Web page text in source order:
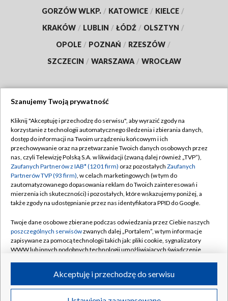
GORZÓW WLKP. / KATOWICE / KIELCE /
KRAKÓW / LUBLIN / ŁÓDŹ / OLSZTYN /
OPOLE / POZNAŃ / RZESZÓW /
SZCZECIN / WARSZAWA / WROCŁAW
TVP
Abonament TVP
Emisja w TVP
Centrum informacji TVP
Naziemna Telewizja Cyfrowa
Rada Programowa
System NOS
Informacje o nadawcy
Program dla prasy
Regulamin TVP
Polityka prywatności
Moje zgody
Pomoc
Kontakt
Kanały
©2026 Telewizja Polska S.A. w likwidacji
Szanujemy Twoją prywatność
Kliknij "Akceptuję i przechodzę do serwisu", aby wyrazić zgody na
korzystanie z technologii automatycznego śledzenia i zbierania danych,
dostęp do informacji na Twoim urządzeniu końcowym i ich
przechowywanie oraz na przetwarzanie Twoich danych osobowych przez
nas, czyli Telewizję Polską S.A. w likwidacji (zwaną dalej również „TVP”),
Zaufanych Partnerów z IAB* (1201 firm) oraz pozostałych Zaufanych
Partnerów TVP (93 firm), w celach marketingowych (w tym do
zautomatyzowanego dopasowania reklam do Twoich zainteresowań i
mierzenia ich skuteczności) i pozostałych, które wskazujemy poniżej, a
także zgody na udostępnianie przez nas identyfikatora PPID do Google.
Twoje dane osobowe zbierane podczas odwiedzania przez Ciebie naszych
poszczególnych serwisówzwanych dalej „Portalem”, w tym informacje
zapisywane za pomocą technologii takich jak: pliki cookie, sygnalizatory
WWW lub innych podobnych technologii umożliwiających świadczenie
ruchu w Internecie.
Twoje dane osobowe zbierane podczas odwiedzania przez Ciebie
Akceptuję i przechodzę do serwisu